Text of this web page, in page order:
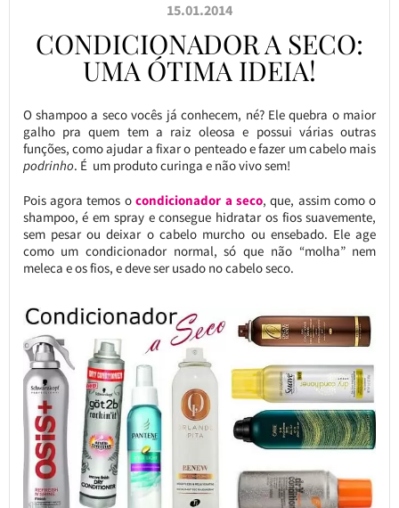
15.01.2014
CONDICIONADOR A SECO:
UMA ÓTIMA IDEIA!
O shampoo a seco vocês já conhecem, né? Ele quebra o maior
galho pra quem tem a raiz oleosa e possui várias outras
funções, como ajudar a fixar o penteado e fazer um cabelo mais
podrinho. É um produto curinga e não vivo sem!
Pois agora temos ocondicionador a seco, que, assim como o
shampoo, é em spray e consegue hidratar os fios suavemente,
sem pesar ou deixar o cabelo murcho ou ensebado. Ele age
como um condicionador normal, só que não “molha” nem
meleca e os fios, e deve ser usado no cabelo seco.